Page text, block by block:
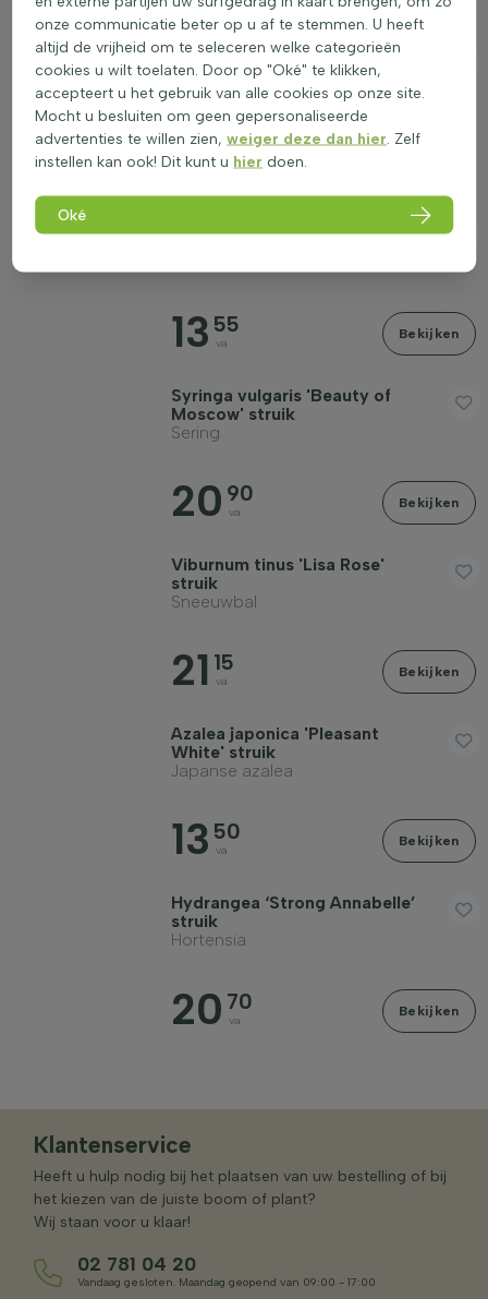
va
Sambucus nigra 'Black Lace'
struik
Zwarte vlier
1645
13 55
va
Bekijken
Syringa vulgaris 'Beauty of
Moscow' struik
Sering
20 90
va
Bekijken
Viburnum tinus 'Lisa Rose'
struik
Sneeuwbal
21 15
va
Bekijken
Azalea japonica 'Pleasant
White' struik
Japanse azalea
13 50
va
Bekijken
Hydrangea ‘Strong Annabelle’
struik
Hortensia
20 70
va
Bekijken
Klantenservice
Heeft u hulp nodig bij het plaatsen van uw bestelling of bij
het kiezen van de juiste boom of plant?
Wij staan voor u klaar!
02 781 04 20
Vandaag gesloten. Maandag geopend van 09:00 - 17:00
onze communicatie beter op u af te stemmen. U heeft
altijd de vrijheid om te seleceren welke categorieën
cookies u wilt toelaten. Door op "Oké" te klikken,
accepteert u het gebruik van alle cookies op onze site.
Mocht u besluiten om geen gepersonaliseerde
advertenties te willen zien,weiger deze dan hier . Zelf
instellen kan ook! Dit kunt u hier doen.
Oké